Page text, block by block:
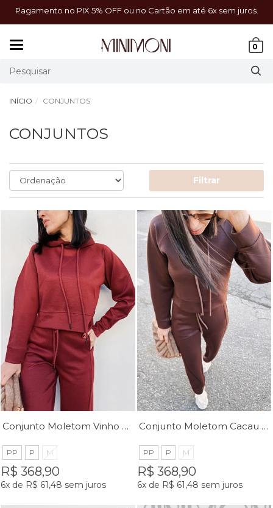
Pagamento no PIX 5% OFF ou no Cartão em até 6x sem juros.
0
INÍCIO CONJUNTOS
CONJUNTOS
Filtrar
Conjunto Moletom Vinho Margot - MiniMoni
PP P M
R$ 368,90
6x de R$ 61,48 sem juros
Conjunto Moletom Cacau Margot - MiniMoni
PP P M
R$ 368,90
6xde R$ 61,48 sem juros